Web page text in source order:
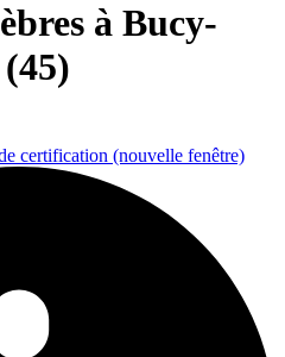
à Bucy-
certification (nouvelle fenêtre)